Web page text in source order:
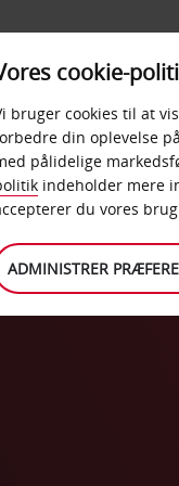
cookie-
bruger cookies til at
din oplevelse
pålidelige
indeholder mere
du vores
ADMINISTRER